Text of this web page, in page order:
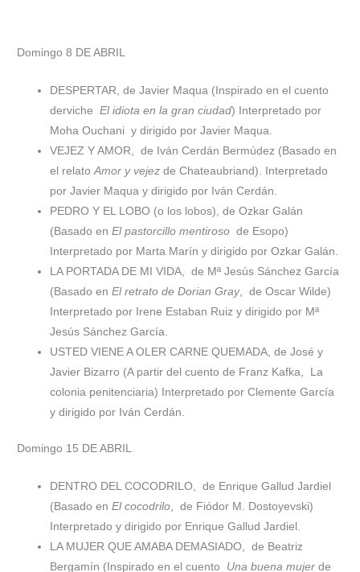
Domingo 8 DE ABRIL
DESPERTAR, de Javier Maqua (Inspirado en el cuento
derviche
El idiota en la gran ciudad) Interpretado por
Moha Ouchani
y dirigido por Javier Maqua.
VEJEZ Y AMOR,
de Iván Cerdán Bermúdez (Basado en
el relatoAmor y vejez de Chateaubriand). Interpretado
por Javier Maqua y dirigido por Iván Cerdán.
PEDRO Y EL LOBO (o los lobos), de Ozkar Galán
(Basado enEl pastorcillo mentiroso de Esopo)
Interpretado por Marta Marín y dirigido por Ozkar Galán.
LA PORTADA DE MI VIDA,
de Mª Jesús Sánchez García
(Basado enEl retrato de Dorian Gray,
de Oscar Wilde)
Interpretado por Irene Estaban Ruiz y dirigido por Mª
Jesús Sánchez García.
USTED VIENE A OLER CARNE QUEMADA, de José y
Javier Bizarro (A partir del cuento de Franz Kafka,
La
colonia penitenciaria) Interpretado por Clemente García
y dirigido por Iván Cerdán.
Domingo 15 DE ABRIL
DENTRO DEL COCODRILO,
de Enrique Gallud Jardiel
(Basado enEl cocodrilo,
de Fiódor M. Dostoyevski)
Interpretado y dirigido por Enrique Gallud Jardiel.
LA MUJER QUE AMABA DEMASIADO,
de Beatriz
Bergamín (Inspirado en el cuento
Una buena mujer de